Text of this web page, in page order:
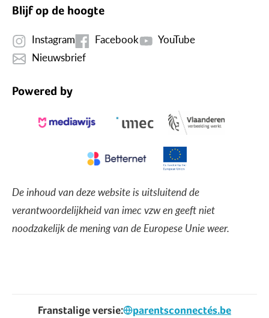
Blijf op de hoogte
Instagram Facebook
YouTube
Nieuwsbrief
Powered by
De inhoud van deze website is uitsluitend de
verantwoordelijkheid van imec vzw en geeft niet
noodzakelijk de mening van de Europese Unie weer.
Franstalige versie: parentsconnectés.be